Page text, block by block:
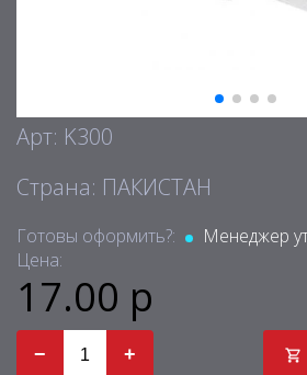
Арт: K300
Страна: ПАКИСТАН
Готовы оформить?:
Менеджер
Цена:
17.00 р
− +